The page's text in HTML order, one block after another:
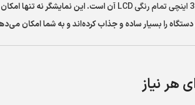
آن است. این نمایشگر نه تنها
را بسیار ساده و جذاب کرده‌اند و به شما امکان
هر نیاز